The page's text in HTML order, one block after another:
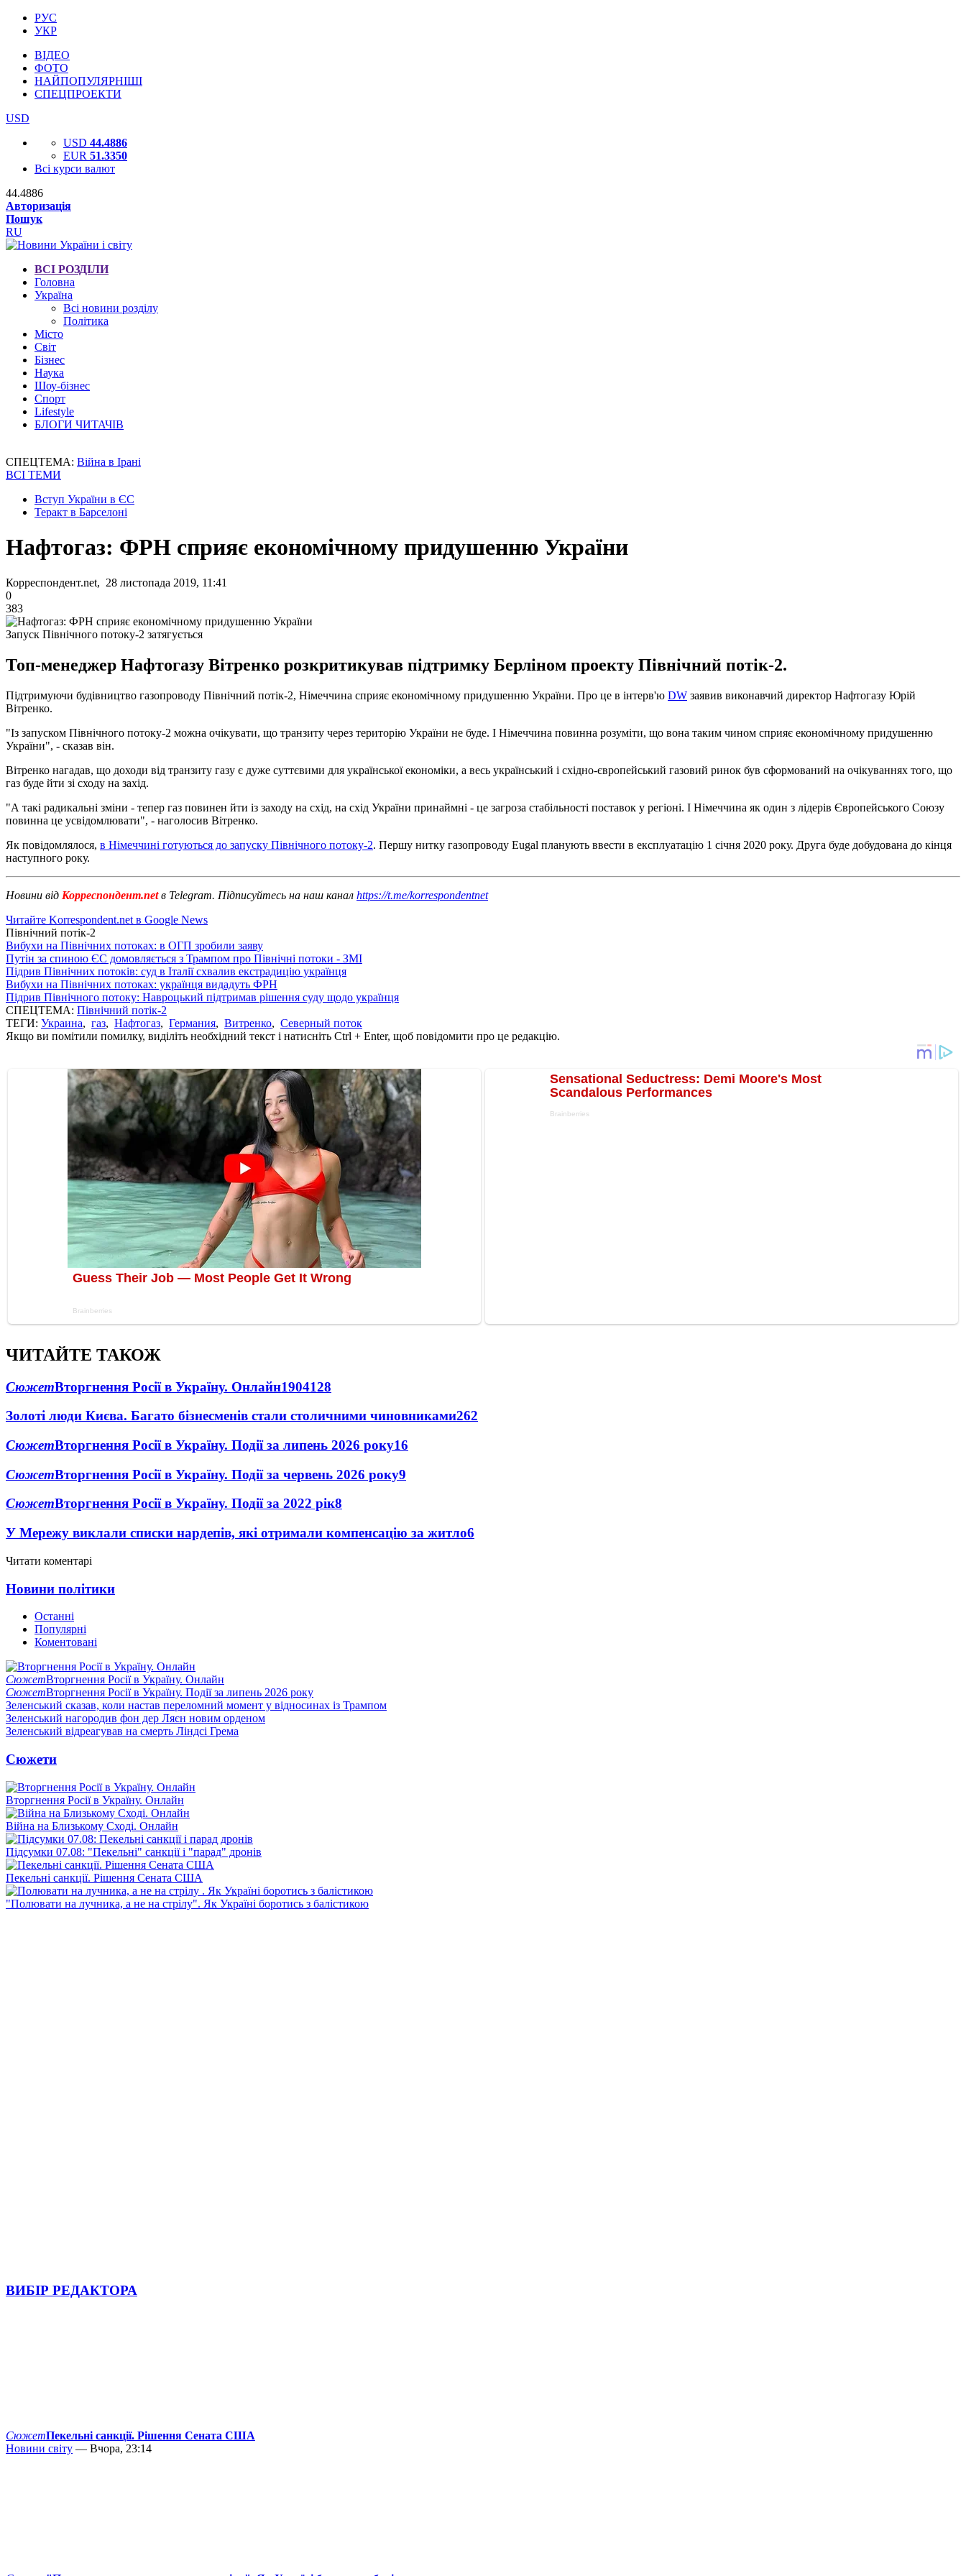
РУС
УКР
ВІДЕО
ФОТО
НАЙПОПУЛЯРНІШІ
СПЕЦПРОЕКТИ
USD
USD 44.4886
EUR 51.3350
Всі курси валют
44.4886
Авторизація
Пошук
RU
ВСІ РОЗДІЛИ
Головна
Україна
Всі новини розділу
Політика
Місто
Світ
Бізнес
Наука
Шоу-бізнес
Спорт
Lifestyle
БЛОГИ ЧИТАЧІВ
СПЕЦТЕМА: Війна в Ірані
ВСІ ТЕМИ
Вступ України в ЄС
Теракт в Барселоні
Нафтогаз: ФРН сприяє економічному придушенню України
Корреспондент.net, 28 листопада 2019, 11:41
0
383
Запуск Північного потоку-2 затягується
Топ-менеджер Нафтогазу Вітренко розкритикував підтримку Берліном проекту Північний потік-2.
Підтримуючи будівництво газопроводу Північний потік-2, Німеччина сприяє економічному придушенню України. Про це в інтерв'ю DW заявив виконавчий директор Нафтогазу Юрій
Вітренко.
"Із запуском Північного потоку-2 можна очікувати, що транзиту через територію України не буде. І Німеччина повинна розуміти, що вона таким чином сприяє економічному придушенню
України", - сказав він.
Вітренко нагадав, що доходи від транзиту газу є дуже суттєвими для української економіки, а весь український і східно-європейський газовий ринок був сформований на очікуваннях того, що
газ буде йти зі сходу на захід.
"А такі радикальні зміни - тепер газ повинен йти із заходу на схід, на схід України принаймні - це загроза стабільності поставок у регіоні. І Німеччина як один з лідерів Європейського Союзу
повинна це усвідомлювати", - наголосив Вітренко.
Як повідомлялося, в Німеччині готуються до запуску Північного потоку-2. Першу нитку газопроводу Eugal планують ввести в експлуатацію 1 січня 2020 року. Друга буде добудована до кінця
наступного року.
Новини від Корреспондент.netв Telegram. Підписуйтесь на наш канал https://t.me/korrespondentnet
Читайте Korrespondent.net в Google News
Північний потік-2
Вибухи на Північних потоках: в ОГП зробили заяву
Путін за спиною ЄС домовляється з Трампом про Північні потоки - ЗМІ
Підрив Північних потоків: суд в Італії схвалив екстрадицію українця
Вибухи на Північних потоках: українця видадуть ФРН
Підрив Північного потоку: Навроцький підтримав рішення суду щодо українця
СПЕЦТЕМА: Північний потік-2
ТЕГИ: Украина, газ, Нафтогаз, Германия, Витренко, Северный поток
Якщо ви помітили помилку, виділіть необхідний текст і натисніть Ctrl + Enter, щоб повідомити про це редакцію.
ЧИТАЙТЕ ТАКОЖ
СюжетВторгнення Росії в Україну. Онлайн1904128
Золоті люди Києва. Багато бізнесменів стали столичними чиновниками262
СюжетВторгнення Росії в Україну. Події за липень 2026 року16
СюжетВторгнення Росії в Україну. Події за червень 2026 року9
СюжетВторгнення Росії в Україну. Події за 2022 рік8
У Мережу виклали списки нардепів, які отримали компенсацію за житло6
Читати коментарі
Новини політики
Останні
Популярні
Коментовані
СюжетВторгнення Росії в Україну. Онлайн
СюжетВторгнення Росії в Україну. Події за липень 2026 року
Зеленський сказав, коли настав переломний момент у відносинах із Трампом
Зеленський нагородив фон дер Ляєн новим орденом
Зеленський відреагував на смерть Ліндсі Грема
Сюжети
Вторгнення Росії в Україну. Онлайн
Війна на Близькому Сході. Онлайн
Підсумки 07.08: "Пекельні" санкції і "парад" дронів
Пекельні санкції. Рішення Сената США
"Полювати на лучника, а не на стрілу". Як Україні боротись з балістикою
ВИБІР РЕДАКТОРА
СюжетПекельні санкції. Рішення Сената США
Новини світу — Вчора, 23:14